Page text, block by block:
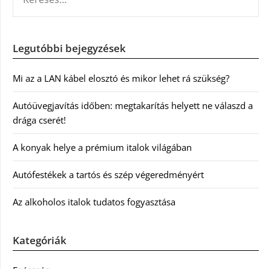
Legutóbbi bejegyzések
Mi az a LAN kábel elosztó és mikor lehet rá szükség?
Autóüvegjavítás időben: megtakarítás helyett ne válaszd a
drága cserét!
A konyak helye a prémium italok világában
Autófestékek a tartós és szép végeredményért
Az alkoholos italok tudatos fogyasztása
Kategóriák